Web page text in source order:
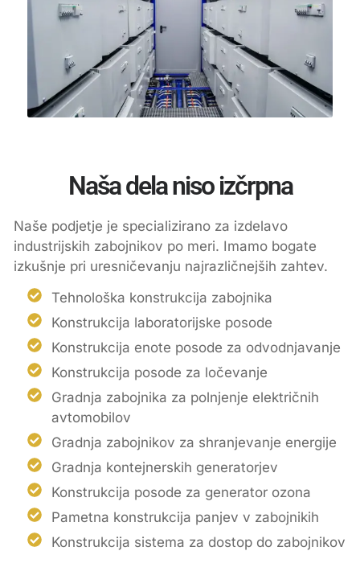
Naša dela niso izčrpna
Naše podjetje je specializirano za izdelavo
industrijskih zabojnikov po meri. Imamo bogate
izkušnje pri uresničevanju najrazličnejših zahtev.
Tehnološka konstrukcija zabojnika
Konstrukcija laboratorijske posode
Konstrukcija enote posode za odvodnjavanje
Konstrukcija posode za ločevanje
Gradnja zabojnika za polnjenje električnih
avtomobilov
Gradnja zabojnikov za shranjevanje energije
Gradnja kontejnerskih generatorjev
Konstrukcija posode za generator ozona
Pametna konstrukcija panjev v zabojnikih
Konstrukcija sistema za dostop do zabojnikov